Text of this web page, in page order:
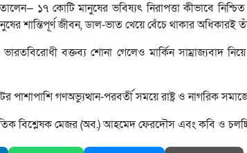
১৭ কোটি মানুষের ভবিষ্যৎ নিরাপত্তা কীভাবে
শান্তিপূর্ণ জীবন, ডাল-ভাত খেয়ে বেঁচে থাকার অধিকারই
ভারতবিরোধী বক্তব্য শোনা গেলেও মার্কিন
পাশাপাশি গণঅভ্যুত্থান-পরবর্তী সময়ে রাষ্ট্র ও নাগরিক
বিশ্লেষক মেজর (অব.) আহমেদ ফেরদৌস এবং কবি ও